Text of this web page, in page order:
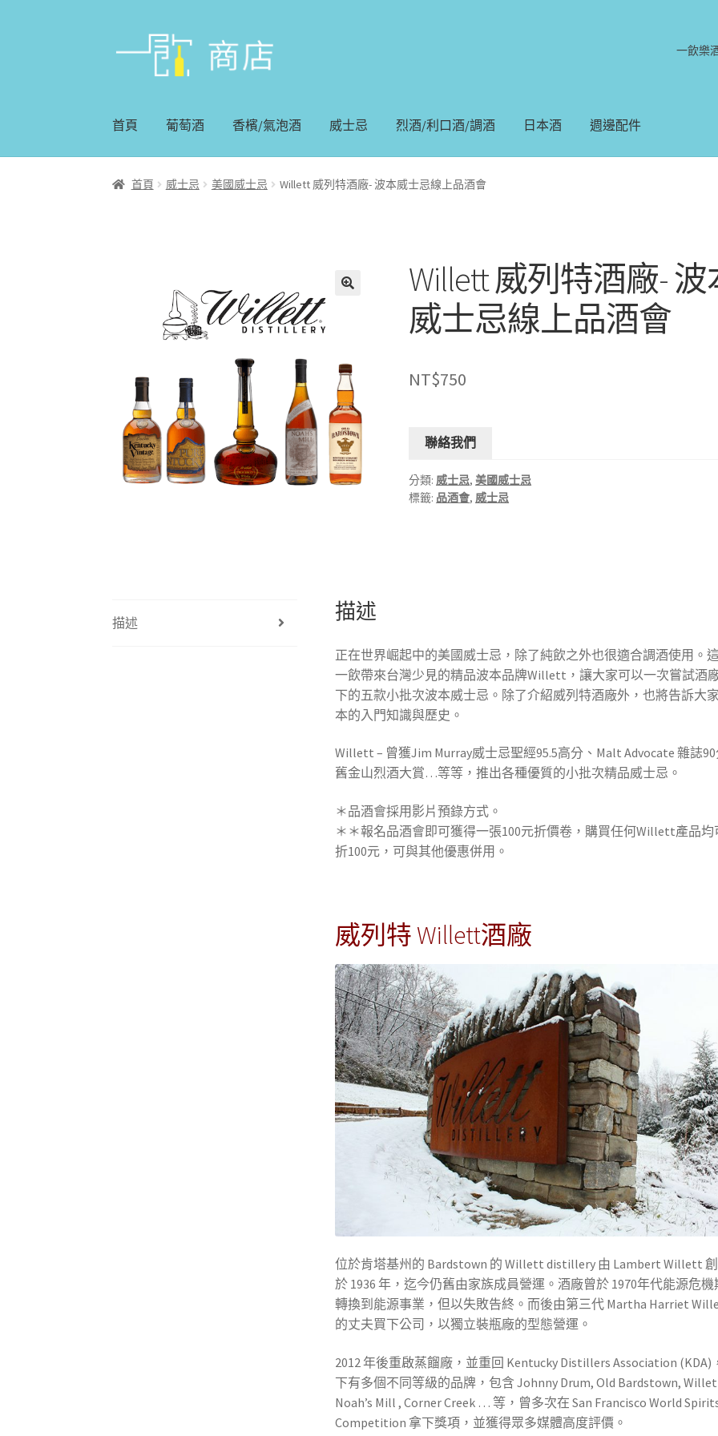
一飲樂
首頁 葡萄酒 香檳/氣泡酒 威士忌 烈酒/利口酒/調酒 日本酒 週邊配件
首頁 威士忌 美國威士忌 Willett 威列特酒廠- 波本威士忌線上品酒會
Willett 威列特酒廠- 波
威士忌線上品酒會
NT$750
聯絡我們
分類: 威士忌,美國威士忌
標籤: 品酒會, 威士忌
描述 描述
正在世界崛起中的美國威士忌，除了純飲之外也很適合調酒使用。
一飲帶來台灣少見的精品波本品牌Willett，讓大家可以一次嘗試酒
下的五款小批次波本威士忌。除了介紹威列特酒廠外，也將告訴大
本的入門知識與歷史。
Willett – 曾獲Jim Murray威士忌聖經95.5高分、Malt Advocate 雜誌90
舊金山烈酒大賞…等等，推出各種優質的小批次精品威士忌。
＊品酒會採用影片預錄方式。
＊＊報名品酒會即可獲得一張100元折價卷，購買任何Willett產品均
折100元，可與其他優惠併用。
威列特 Willett酒廠
位於肯塔基州的 Bardstown 的 Willett distillery 由 Lambert Willett
於1936 年，迄今仍舊由家族成員營運。酒廠曾於 1970年代能源危機
轉換到能源事業，但以失敗告終。而後由第三代 Martha Harriet
的丈夫買下公司，以獨立裝瓶廠的型態營運。
2012 年後重啟蒸餾廠，並重回 Kentucky Distillers Association (KDA)
下有多個不同等級的品牌，包含 Johnny Drum, Old Bardstown,
Noah’s Mill , Corner Creek … 等，曾多次在 San Francisco World
Competition 拿下獎項，並獲得眾多媒體高度評價。